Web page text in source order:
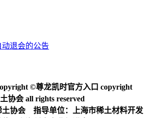
退会的公告
©尊龙凯时官方入口 copyright
协会 all rights reserved
土协会 指导单位：上海市稀土材料开发